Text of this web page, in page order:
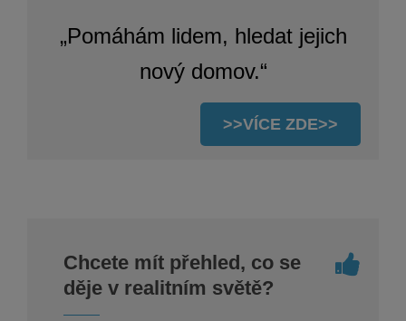
„Pomáhám lidem, hledat jejich
nový domov.“
>>VÍCE ZDE>>
Chcete mít přehled, co se
děje v realitním světě?